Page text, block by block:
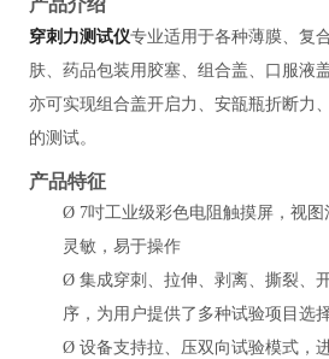
产品介绍
穿刺力测试仪专业适用于各种薄膜、复
肤、药品包装用胶塞、组合盖、口服液
亦可实现组合盖开启力、安瓿瓶折断力
的测试。
产品特征
Ø 7吋工业级彩色电阻触摸屏，视
灵敏，易于操作
Ø 集成穿刺、拉伸、剥离、撕裂、
序，为用户提供了多种试验项目选
Ø 设备支持拉、压双向试验模式，